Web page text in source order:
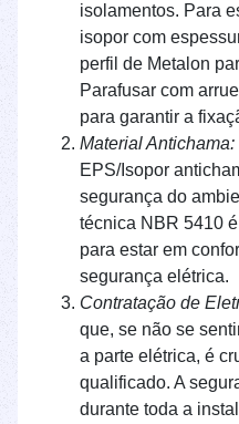
isolamentos. Para
isopor com
perfil de Metalon
Parafusar com
para garantir a
Material Antichama:
EPS/Isopor
segurança do
técnica NBR 5410
para estar em
segurança elétrica.
Contratação de
que, se não se
a parte elétrica, é
qualificado. A
durante toda a